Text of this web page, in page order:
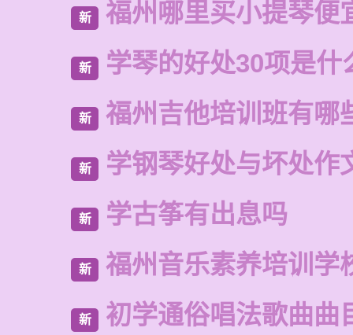
新 福州哪里买小提琴便
新 学琴的好处30项是什
新 福州吉他培训班有哪
新 学钢琴好处与坏处作
新 学古筝有出息吗
新 福州音乐素养培训学
新 初学通俗唱法歌曲曲